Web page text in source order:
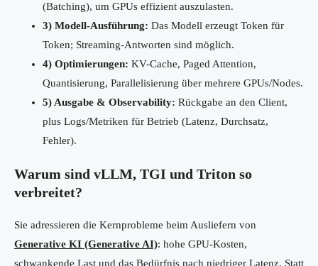
(Batching), um GPUs effizient auszulasten.
3) Modell-Ausführung: Das Modell erzeugt Token für
Token; Streaming-Antworten sind möglich.
4) Optimierungen: KV-Cache, Paged Attention,
Quantisierung, Parallelisierung über mehrere GPUs/Nodes.
5) Ausgabe & Observability: Rückgabe an den Client,
plus Logs/Metriken für Betrieb (Latenz, Durchsatz,
Fehler).
Warum sind vLLM, TGI und Triton so
verbreitet?
Sie adressieren die Kernprobleme beim Ausliefern von
Generative KI (Generative AI): hohe GPU-Kosten,
schwankende Last und das Bedürfnis nach niedriger Latenz. Statt